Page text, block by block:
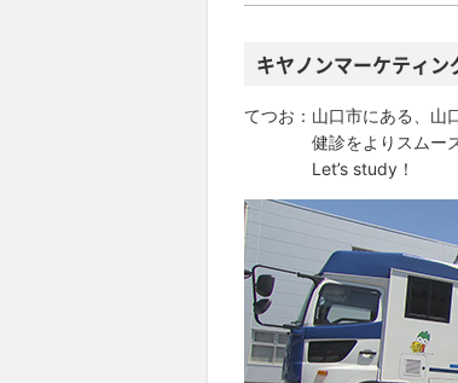
キヤノンマーケティン
てつお：山口市にある、山
健診をよりスムーズに
Let’s study！